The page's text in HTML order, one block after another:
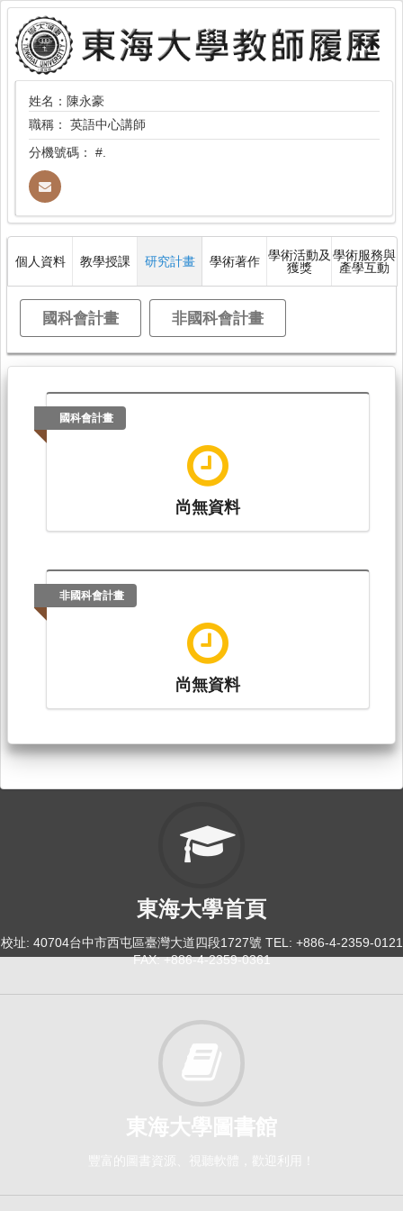
姓名：陳永豪
職稱： 英語中心講師
分機號碼： #.
個人資料 教學授課 研究計畫 學術著作 學術活動及
獲獎
學術服務與
產學互動
國科會計畫 非國科會計畫
國科會計畫
尚無資料
非國科會計畫
尚無資料
東海大學首頁
校址: 40704台中市西屯區臺灣大道四段1727號 TEL: +886-4-2359-0121
FAX: +886-4-2359-0361
東海大學圖書館
豐富的圖書資源、視聽軟體，歡迎利用！